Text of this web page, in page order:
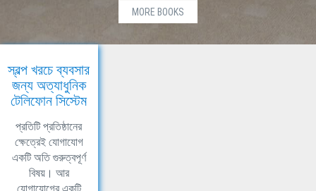
MORE BOOKS
স্বল্প খরচে ব্যবসার
জন্য অত্যাধুনিক
টেলিফোন সিস্টেম
প্রতিটি প্রতিষ্ঠানের
ক্ষেত্রেই যোগাযোগ
একটি অতি গুরুত্বপূর্ণ
বিষয়। আর